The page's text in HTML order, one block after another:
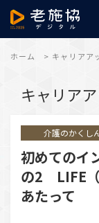
最新情報
福祉施設SX
キャリアアップ
こころとからだ
ホーム > キャリアア
キャリア
介護のかくし
初めてのイ
の2 LIFE（
あたって